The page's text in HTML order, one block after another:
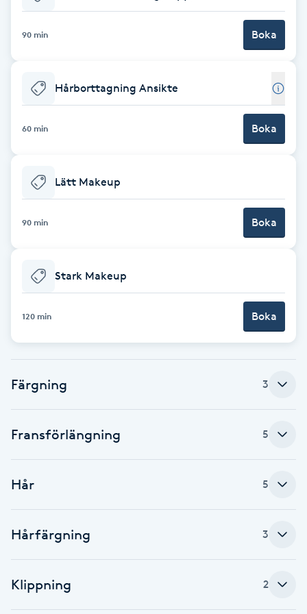
Balayage
Barnklippning
Blowout
Bottenfärg
Brynplockning
Bröllopsuppsättning
Coachning
Color correction
90 min Boka
Hårborttagning Ansikte
60 min Boka
Lätt Makeup
90 min Boka
Stark Makeup
120 min Boka
Färgning 3
Fransförlängning 5
Hår 5
Hårfärgning 3
Klippning 2